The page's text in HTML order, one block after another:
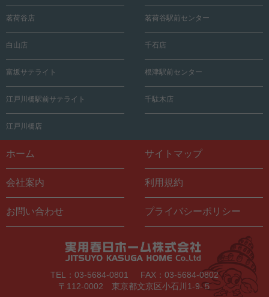
茗荷谷店 茗荷谷駅前センター
白山店 千石店
富坂サテライト 根津駅前センター
江戸川橋駅前サテライト 千駄木店
江戸川橋店
ホーム サイトマップ
会社案内 利用規約
お問い合わせ プライバシーポリシー
TEL：03-5684-0801
FAX：03-5684-0802
〒112-0002 東京都文京区小石川1-9-５